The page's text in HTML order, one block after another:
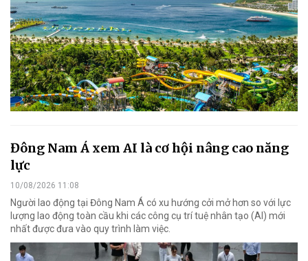
Đông Nam Á xem AI là cơ hội nâng cao năng
lực
10/08/2026 11:08
Người lao động tại Đông Nam Á có xu hướng cởi mở hơn so với lực
lượng lao động toàn cầu khi các công cụ trí tuệ nhân tạo (AI) mới
nhất được đưa vào quy trình làm việc.